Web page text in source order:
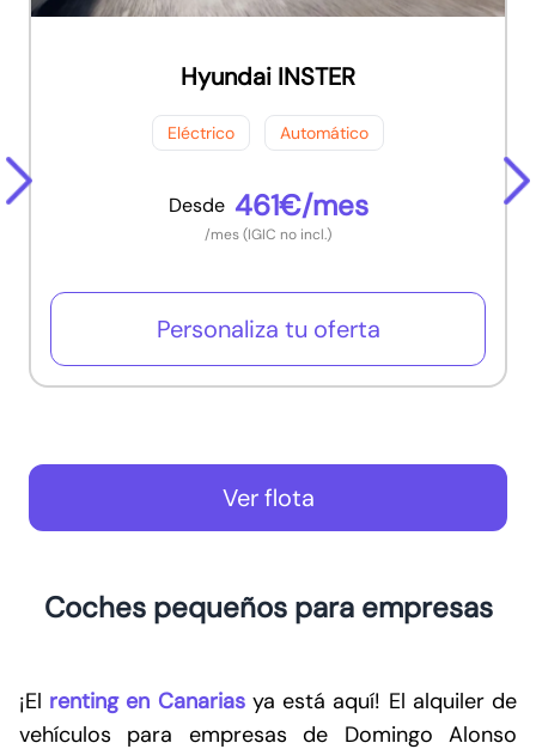
Hyundai INSTER
Eléctrico Automático
Desde 461€/mes
/mes (IGIC no incl.)
Personaliza tu oferta
Ver flota
Coches pequeños para empresas
¡El renting en Canariasya está aquí! El alquiler de
vehículos para empresas de Domingo Alonso